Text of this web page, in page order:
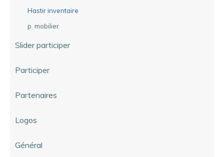
Hastir inventaire
p. mobilier
Slider participer
Participer
Partenaires
Logos
Général